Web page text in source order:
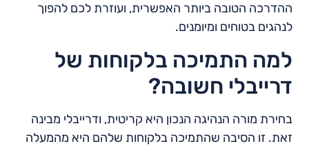
ההדרכה הטובה ביותר האפשרית, ועוזרת לכם להפוך
לנהגים בטוחים ומיומנים.
למה התמיכה בלקוחות של
דרייבלי חשובה?
בחירת מורה הנהיגה הנכון היא קריטית, ודרייבלי מבינה
זאת. זו הסיבה שהתמיכה בלקוחות שלהם היא מהמעלה